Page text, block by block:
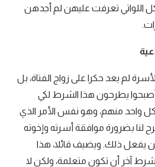
كل اللواتي تعرفت عليهن لم أجدهن
لم يعد حكرا على زواج الفتاة، بل
يطرحون هذا الشرط لكي
كل واحد منهم، وهو نفس الأمر الذي
لنا بضرورة موافقة أسرته وإخوته
يفعل ذلك. ويضيف قائلا، هذا
آخر أن تكون متعلمة، ولكن لا